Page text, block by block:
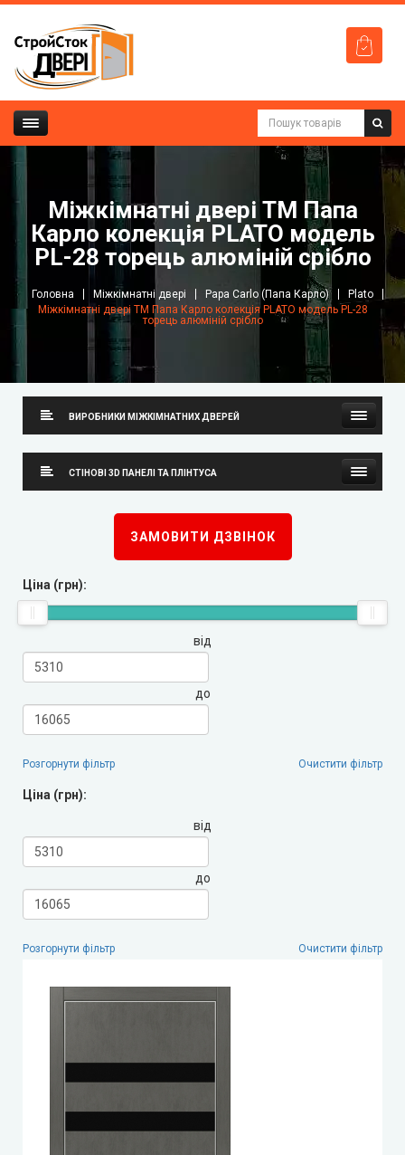
Міжкімнатні двері ТМ Папа
Карло колекція PLATO модель
PL-28 торець алюміній срібло
Головна Міжкімнатні двері Papa Carlo (Папа Карло)
Plato
Міжкімнатні двері ТМ Папа Карло колекція PLATO модель PL-28
торець алюміній срібло
ВИРОБНИКИ МІЖКІМНАТНИХ ДВЕРЕЙ
Neman (Неман)
KORFAD (Корфад)
Korfad Express (Корфад Експрес)
Terminus (Термінус)
Papa Carlo (Папа Карло)
LEADOR (Леадор)
Leador Express (Леадор Експрес)
Estet Doors (Естет Дорс)
СТІНОВІ 3D ПАНЕЛІ ТА ПЛІНТУСА
Стінові 3D панелі
ЗАМОВИТИ ДЗВІНОК
Ціна (грн):
від
до
Розгорнути фільтр Очистити фільтр
Ціна (грн):
від
до
Розгорнути фільтр Очистити фільтр